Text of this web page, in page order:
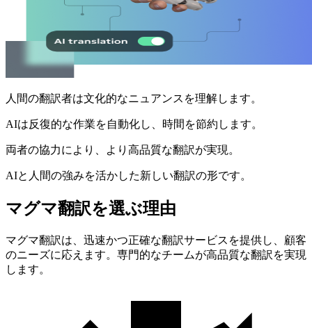
人間の翻訳者は文化的なニュアンスを理解します。
AIは反復的な作業を自動化し、時間を節約します。
両者の協力により、より高品質な翻訳が実現。
AIと人間の強みを活かした新しい翻訳の形です。
マグマ翻訳を選ぶ理由
マグマ翻訳は、迅速かつ正確な翻訳サービスを提供し、顧客
のニーズに応えます。専門的なチームが高品質な翻訳を実現
します。